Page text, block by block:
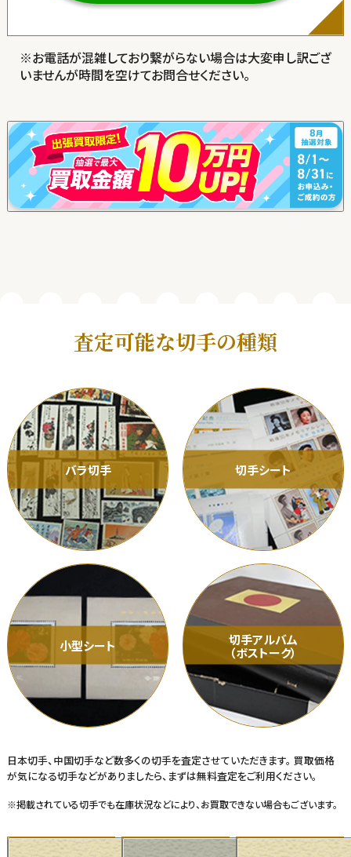
お電話が混雑しており繋がらない場合は大変申し訳ござ
いませんが時間を空けてお問合せください。
査定可能な切手の種類
バラ切手 切手シート
小型シート
切手アルバム
（ボストーク）
日本切手、中国切手など数多くの切手を査定させていただきます。 買取価格
が気になる切手などがありましたら、まずは無料査定をご利用ください。
※掲載されている切手でも在庫状況などにより、お買取できない場合もございます。